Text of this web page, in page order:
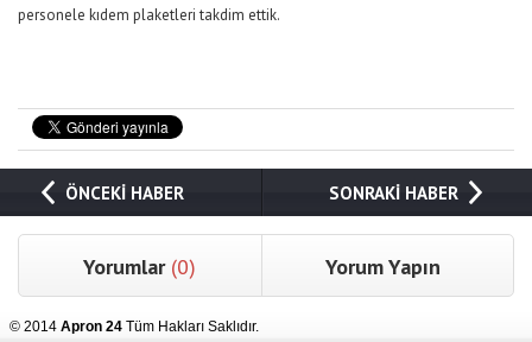
personele kıdem plaketleri takdim ettik.
ÖNCEKİ HABER SONRAKİ HABER
Yorumlar (0) Yorum Yapın
© 2014 Apron 24 Tüm Hakları Saklıdır.